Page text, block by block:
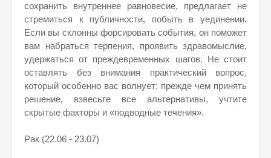
сохранить внутреннее равновесие, предлагает не
стремиться к публичности, побыть в уединении.
Если вы склонны форсировать события, он поможет
вам набраться терпения, проявить здравомыслие,
удержаться от преждевременных шагов. Не стоит
оставлять без внимания практический вопрос,
который особенно вас волнует: прежде чем принять
решение, взвесьте все альтернативы, учтите
скрытые факторы и «подводные течения».
Рак (22.06 - 23.07)